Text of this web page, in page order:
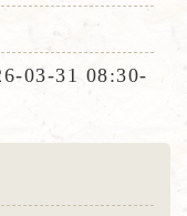
03-31 08:30-